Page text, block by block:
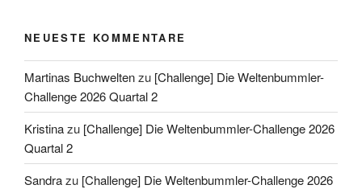
NEUESTE KOMMENTARE
Martinas Buchweltenzu [Challenge] Die Weltenbummler-
Challenge 2026 Quartal 2
Kristinazu [Challenge] Die Weltenbummler-Challenge 2026
Quartal 2
Sandrazu [Challenge] Die Weltenbummler-Challenge 2026